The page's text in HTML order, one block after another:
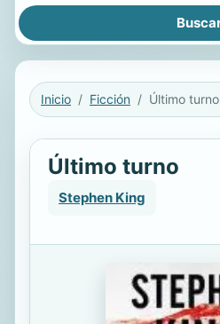
Inicio Ficción Último turno
Último turno
Stephen King